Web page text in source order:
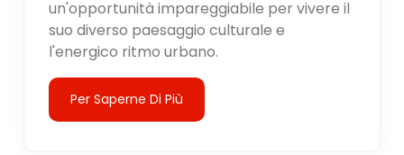
un'opportunità impareggiabile per vivere il
suo diverso paesaggio culturale e
l'energico ritmo urbano.
Per Saperne Di Più